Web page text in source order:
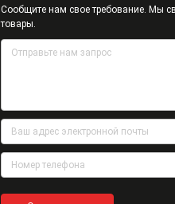
Сообщите нам свое требование. Мы
товары.